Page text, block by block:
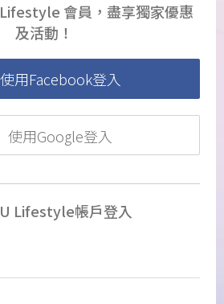
會員，盡享獨家優惠
及活動！
使用Facebook登入
使用Google登入
Lifestyle帳戶登入